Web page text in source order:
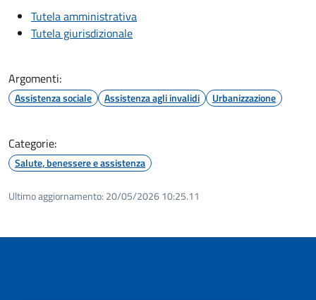
Tutela amministrativa
Tutela giurisdizionale
Argomenti:
Assistenza sociale Assistenza agli invalidi Urbanizzazione
Categorie:
Salute, benessere e assistenza
Ultimo aggiornamento: 20/05/2026 10:25.11